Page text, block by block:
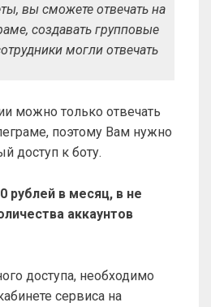
вы сможете отвечать на
создавать групповые
могли отвечать
можно только отвечать
поэтому Вам нужно
доступ к боту.
рублей в месяц, в не
аккаунтов
доступа, необходимо
сервиса на